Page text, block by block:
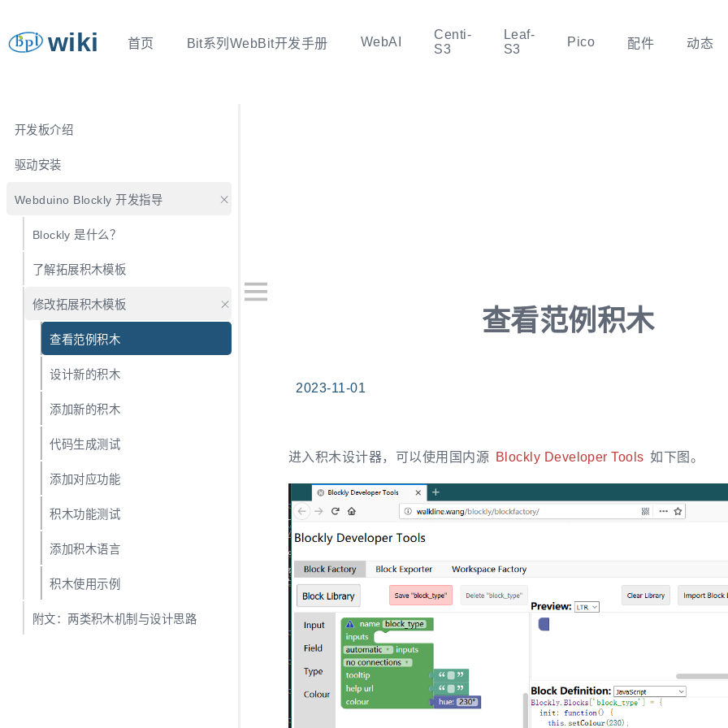
wiki 首页 Bit系列WebBit开发手册 WebAI
Centi-
S3
Leaf-
S3
Pico 配件 动态
开发板介绍
驱动安装
Webduino Blockly 开发指导
Blockly 是什么？
了解拓展积木模板
修改拓展积木模板
查看范例积木
设计新的积木
添加新的积木
代码生成测试
添加对应功能
积木功能测试
添加积木语言
积木使用示例
附文：两类积木机制与设计思路
查看范例积木
2023-11-01
进入积木设计器，可以使用国内源 Blockly Developer Tools 如下图。